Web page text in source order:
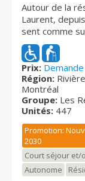
Autour de la résidence : En
Laurent,
sent comme
splendide cour
cour arrière,
naturelles, des
sœurs, la
profite bien
une grande sérénité
immédiates :
1 ½ (studio),
disponibles. Résidence évolutive : Tous les
appartements
grille de soins à la carte.
personnalisés
Prix:
Région:
Montréal
Groupe: Les
Unités: 447
Promotion:
2030
Court séjour et/
Autonome